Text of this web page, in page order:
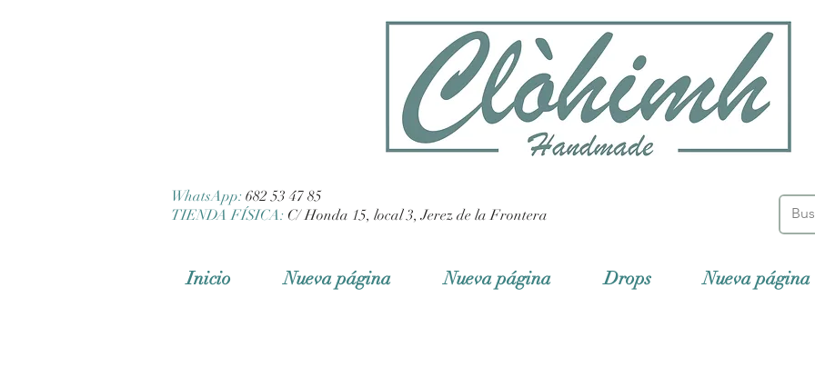
WhatsApp: 682 53 47 85
TIENDA FÍSICA: C/ Honda 15, local 3, Jerez de la Frontera
Inicio Nueva página Nueva página Drops Nueva página